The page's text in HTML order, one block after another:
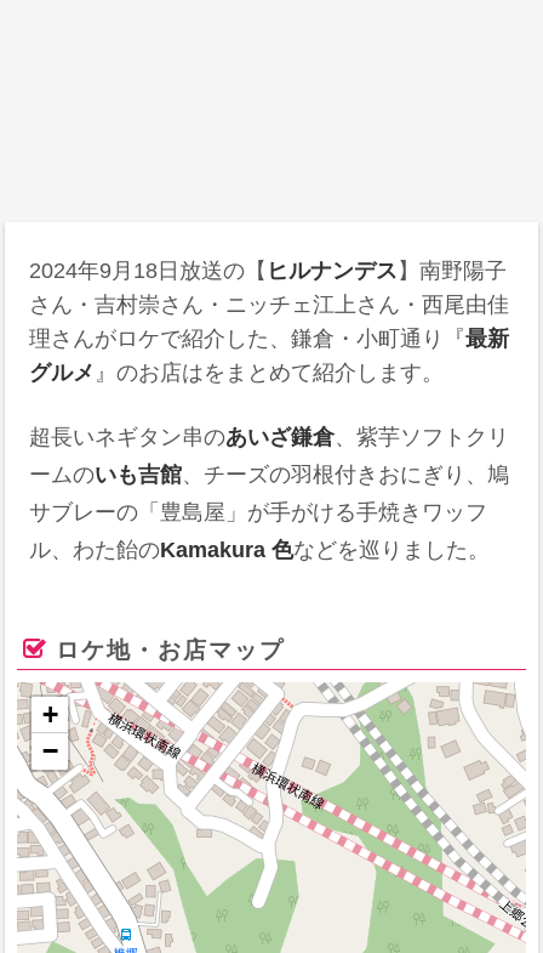
2024年9月18日 放送の【 ヒルナンデス 】南野陽子
さん・吉村崇さん・ニッチェ江上さん・西尾由佳
理さんがロケで紹介した、鎌倉・小町通り『最新
グルメ 』のお店はをまとめて紹介します。
超長いネギタン串のあいざ鎌倉、紫芋ソフトクリ
ームのいも吉館、チーズの羽根付きおにぎり、鳩
サブレーの「豊島屋」が手がける手焼きワッフ
ル、わた飴のKamakura 色などを巡りました。
ロケ地・お店マップ
+
−